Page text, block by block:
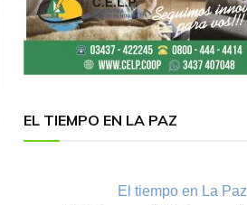
EL TIEMPO EN LA PAZ
El tiempo en La Paz